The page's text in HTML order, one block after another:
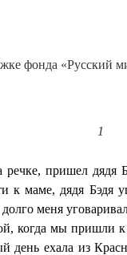
фонда «Русский
1
речке, пришел дядя
к маме, дядя Бэдя
меня
когда мы пришли
день ехала из